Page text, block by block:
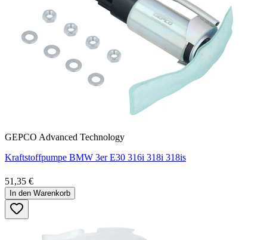
GEPCO Advanced Technology
Kraftstoffpumpe BMW 3er E30 316i 318i 318is
51,35 €
In den Warenkorb